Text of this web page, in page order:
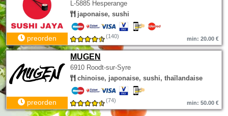
L-5885 Hesperange
japonaise, sushi
preorden (140) min: 20.00 €
MUGEN
6910 Roodt-sur-Syre
chinoise, japonaise, sushi, thaïlandaise
preorden (74) min: 50.00 €